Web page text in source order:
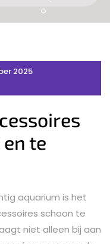
2025
te
aquarium is het
schoon te
niet alleen bij aan